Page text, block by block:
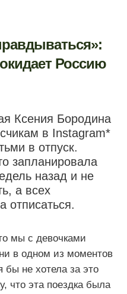
Россию
Ксения Бородина
в Instagram*
в отпуск.
запланировала
назад и не
а всех
отписаться.
мы с девочками
в одном из моментов
бы не хотела за это
что эта поездка была